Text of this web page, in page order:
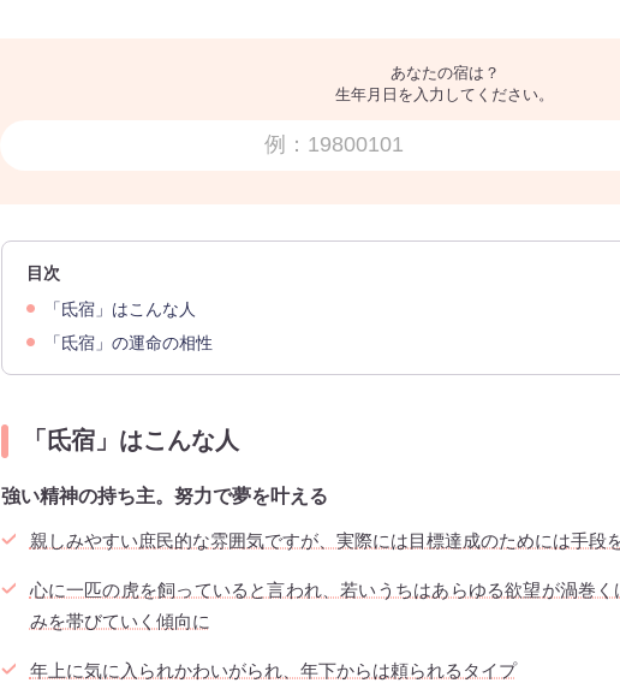
あなたの宿は？
生年月日を入力してください。
目次
「氐宿」はこんな人
「氐宿」の運命の相性
「氐宿」はこんな人
強い精神の持ち主。努力で夢を叶える
親しみやすい庶民的な雰囲気ですが、実際には目標達成のためには手段
心に一匹の虎を飼っていると言われ、若いうちはあらゆる欲望が渦巻
みを帯びていく傾向に
年上に気に入られかわいがられ、年下からは頼られるタイプ